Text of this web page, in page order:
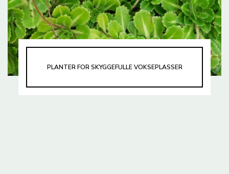
PLANTER FOR SKYGGEFULLE VOKSEPLASSER